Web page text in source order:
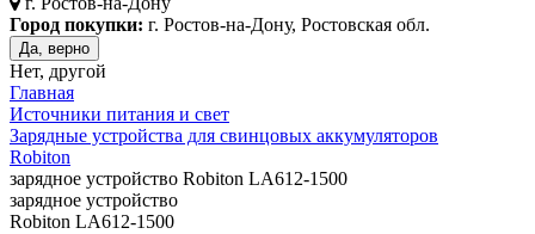
Город покупки: г. Ростов-на-Дону, Ростовская обл.
Да, верно
Нет, другой
Главная
Источники питания и свет
Зарядные устройства для свинцовых аккумуляторов
Robiton
зарядное устройство Robiton LA612-1500
зарядное устройство
Robiton LA612-1500